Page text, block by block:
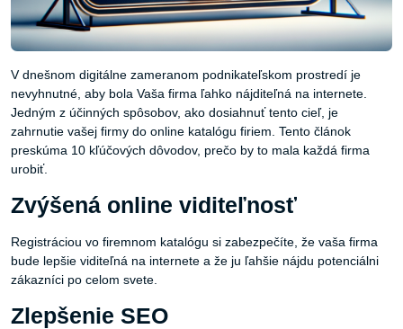
V dnešnom digitálne zameranom podnikateľskom prostredí je
nevyhnutné, aby bola Vaša firma ľahko nájditeľná na internete.
Jedným z účinných spôsobov, ako dosiahnuť tento cieľ, je
zahrnutie vašej firmy do online katalógu firiem. Tento článok
preskúma 10 kľúčových dôvodov, prečo by to mala každá firma
urobiť.
Zvýšená online viditeľnosť
Registráciou vo firemnom katalógu si zabezpečíte, že vaša firma
bude lepšie viditeľná na internete a že ju ľahšie nájdu potenciálni
zákazníci po celom svete.
Zlepšenie SEO